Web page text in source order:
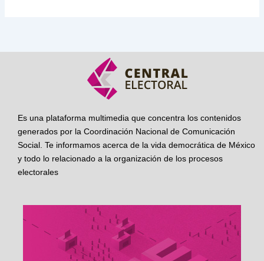
Es una plataforma multimedia que concentra los contenidos
generados por la Coordinación Nacional de Comunicación
Social. Te informamos acerca de la vida democrática de México
y todo lo relacionado a la organización de los procesos
electorales